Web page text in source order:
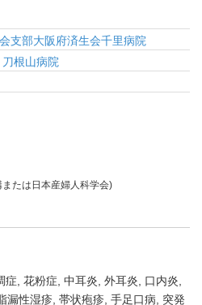
支部大阪府済生会千里病院
根山病院
たは日本産婦人科学会)
症 花粉症 中耳炎 外耳炎
口内炎
漏性湿疹 帯状疱疹 手足口病 突発